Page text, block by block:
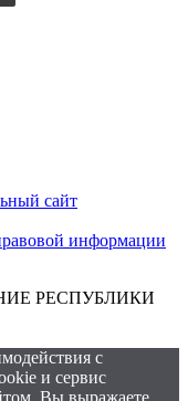
сайт
информации
РЕСПУБЛИКИ
с
и сервис
Вы выражаете